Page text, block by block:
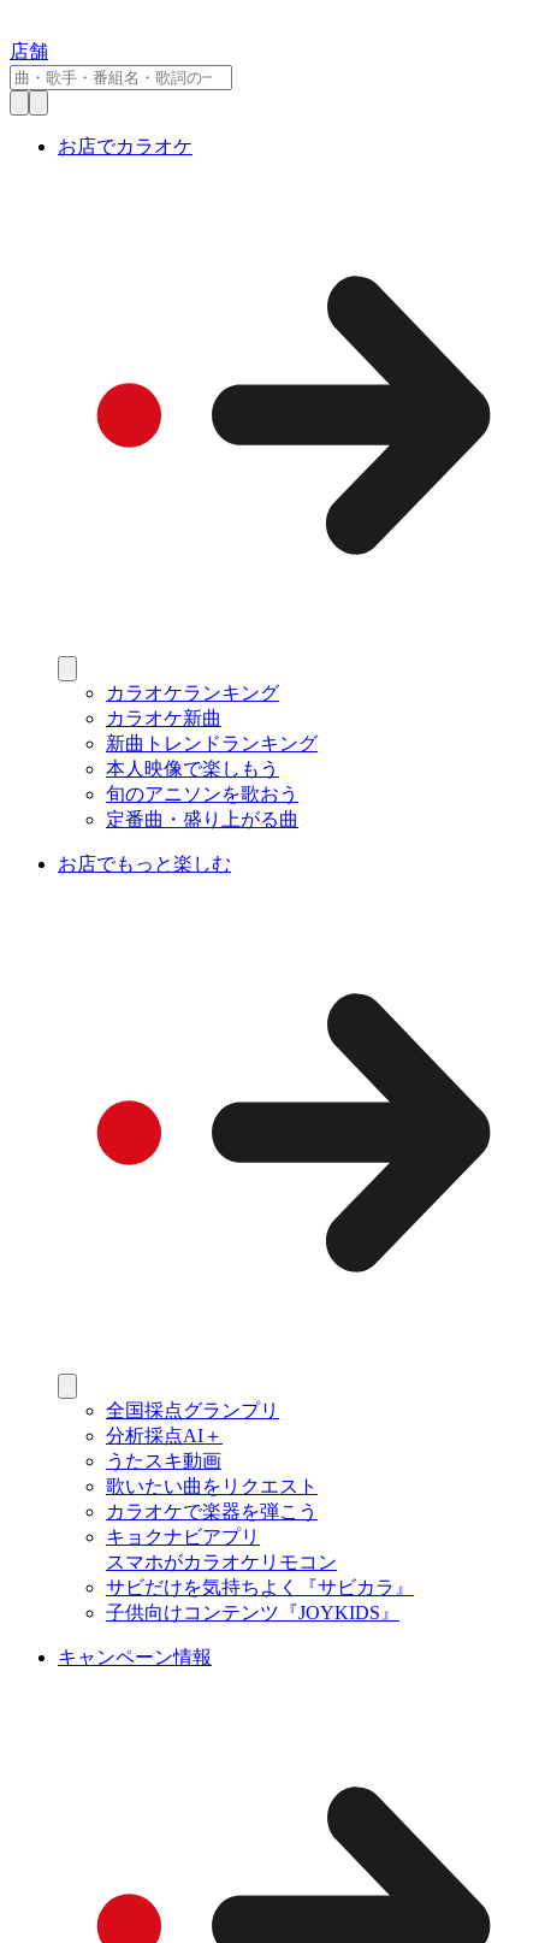
店舗
お店でカラオケ
カラオケランキング
カラオケ新曲
新曲トレンドランキング
本人映像で楽しもう
旬のアニソンを歌おう
定番曲・盛り上がる曲
お店でもっと楽しむ
全国採点グランプリ
分析採点AI＋
うたスキ動画
歌いたい曲をリクエスト
カラオケで楽器を弾こう
キョクナビアプリ
スマホがカラオケリモコン
サビだけを気持ちよく『サビカラ』
子供向けコンテンツ『JOYKIDS』
キャンペーン情報